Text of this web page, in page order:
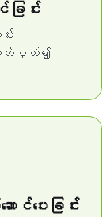
ြင်း
း
တ်မှတ်၍
ပေးခြင်း